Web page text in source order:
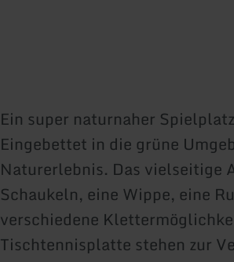
Ein super naturnaher
Eingebettet in die grüne
Naturerlebnis. Das vielseitige
Schaukeln, eine Wippe, eine
verschiedene
Tischtennisplatte stehen zur